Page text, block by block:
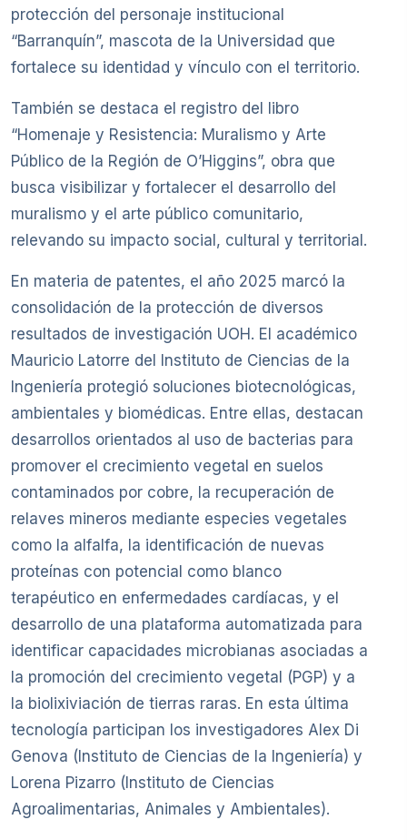
protección del personaje institucional
“Barranquín”, mascota de la Universidad que
fortalece su identidad y vínculo con el territorio.
También se destaca el registro del libro
“Homenaje y Resistencia: Muralismo y Arte
Público de la Región de O’Higgins”, obra que
busca visibilizar y fortalecer el desarrollo del
muralismo y el arte público comunitario,
relevando su impacto social, cultural y territorial.
En materia de patentes, el año 2025 marcó la
consolidación de la protección de diversos
resultados de investigación UOH. El académico
Mauricio Latorre del Instituto de Ciencias de la
Ingeniería protegió soluciones biotecnológicas,
ambientales y biomédicas. Entre ellas, destacan
desarrollos orientados al uso de bacterias para
promover el crecimiento vegetal en suelos
contaminados por cobre, la recuperación de
relaves mineros mediante especies vegetales
como la alfalfa, la identificación de nuevas
proteínas con potencial como blanco
terapéutico en enfermedades cardíacas, y el
desarrollo de una plataforma automatizada para
identificar capacidades microbianas asociadas a
la promoción del crecimiento vegetal (PGP) y a
la biolixiviación de tierras raras. En esta última
tecnología participan los investigadores Alex Di
Genova (Instituto de Ciencias de la Ingeniería) y
Lorena Pizarro (Instituto de Ciencias
Agroalimentarias, Animales y Ambientales).